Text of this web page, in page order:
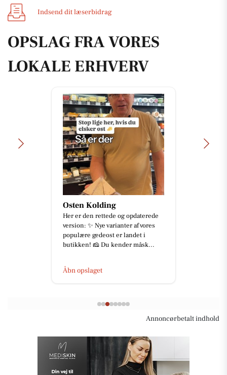
Indsend dit læserbidrag
OPSLAG FRA VORES
LOKALE ERHVERV
Osten Kolding
Her er den rettede og opdaterede
version: ✨ Nye varianter af vores
populære gedeost er landet i
butikken! 🧀 Du kender måsk...
Åbn opslaget
Annoncørbetalt indhold